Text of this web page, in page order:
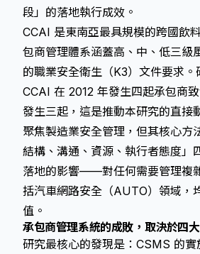
段」的落地執行成效。
CCAI 是東南亞最具規模的跨國飲
包商管理體系涵蓋高、中、低三級
的職業安全衛生（K3）文件要求。
CCAI 在 2012 年發生四起承包商
發生三起，這是推動本研究的直接
聚焦製造業安全管理，但其核心
結構、溝通、資源、執行者態度」
落地的影響——對任何需要管理複
括汽車網路安全（AUTO）領域，
值。
承包商管理系統的成敗，取決於四
研究最核心的發現是：CSMS 的